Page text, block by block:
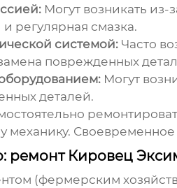
Могут возникать из-
регулярная смазка.
системой:Часто
поврежденных
Могут
деталей.
механику.
Кировец
(фермерским